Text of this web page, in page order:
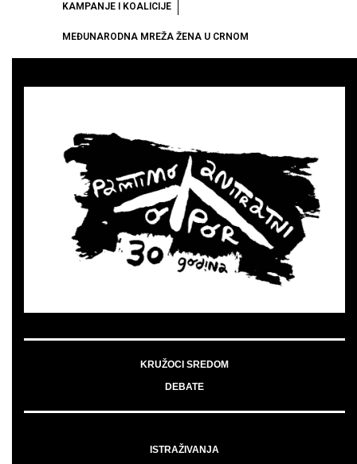
KAMPANJE I KOALICIJE
MEĐUNARODNA MREŽA ŽENA U CRNOM
KRUŽOCI SREDOM
DEBATE
ISTRAŽIVANJA